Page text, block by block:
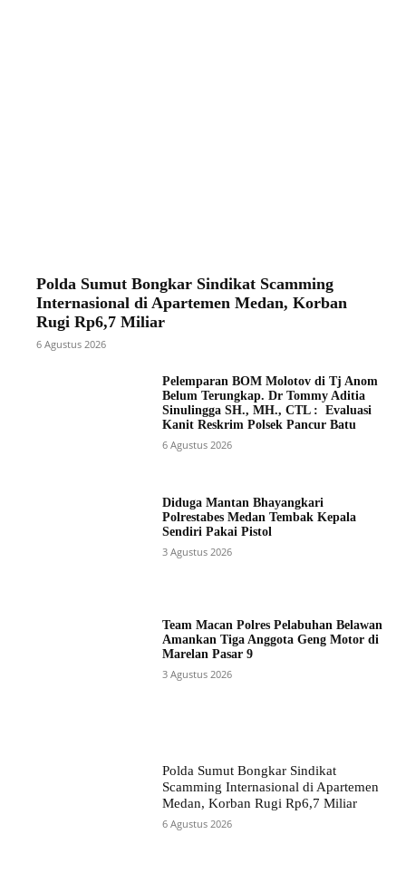
Polda Sumut Bongkar Sindikat Scamming
Internasional di Apartemen Medan, Korban
Rugi Rp6,7 Miliar
6 Agustus 2026
Pelemparan BOM Molotov di Tj Anom
Belum Terungkap. Dr Tommy Aditia
Sinulingga SH., MH., CTL : Evaluasi
Kanit Reskrim Polsek Pancur Batu
6 Agustus 2026
Diduga Mantan Bhayangkari
Polrestabes Medan Tembak Kepala
Sendiri Pakai Pistol
3 Agustus 2026
Team Macan Polres Pelabuhan Belawan
Amankan Tiga Anggota Geng Motor di
Marelan Pasar 9
3 Agustus 2026
Polda Sumut Bongkar Sindikat
Scamming Internasional di Apartemen
Medan, Korban Rugi Rp6,7 Miliar
6 Agustus 2026